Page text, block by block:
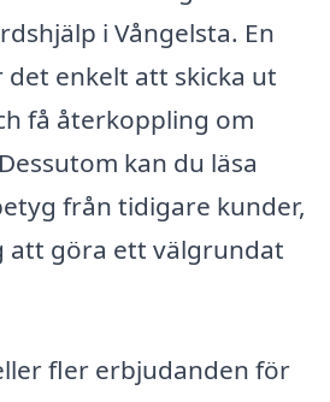
i Vångelsta. En
enkelt att skicka ut
få återkoppling om
kan du läsa
från tidigare kunder,
att göra ett välgrundat
fler erbjudanden för